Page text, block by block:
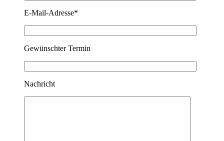
E-Mail-Adresse*
Gewünschter Termin
Nachricht